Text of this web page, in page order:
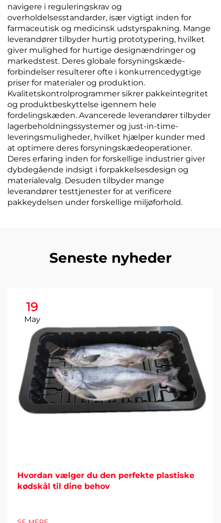
navigere i reguleringskrav og
overholdelsesstandarder, især vigtigt inden for
farmaceutisk og medicinsk udstyrspakning. Mange
leverandører tilbyder hurtig prototypering, hvilket
giver mulighed for hurtige designændringer og
markedstest. Deres globale forsyningskæde-
forbindelser resulterer ofte i konkurrencedygtige
priser for materialer og produktion.
Kvalitetskontrolprogrammer sikrer pakkeintegritet
og produktbeskyttelse igennem hele
fordelingskæden. Avancerede leverandører tilbyder
lagerbeholdningssystemer og just-in-time-
leveringsmuligheder, hvilket hjælper kunder med
at optimere deres forsyningskædeoperationer.
Deres erfaring inden for forskellige industrier giver
dybdegående indsigt i forpakkelsesdesign og
materialevalg. Desuden tilbyder mange
leverandører testtjenester for at verificere
pakkeydelsen under forskellige miljøforhold.
Seneste nyheder
19
May
Hvordan vælger du den perfekte plastiske
kødskål til dine behov